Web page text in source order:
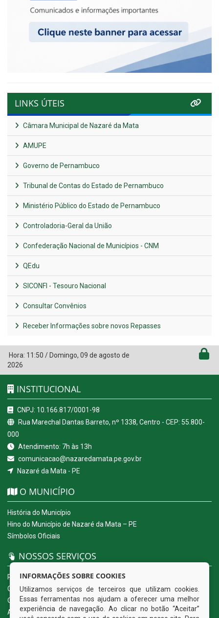
LINKS ÚTEIS
Câmara Municipal de Nazaré da Mata
AMUPE
Governo de Pernambuco
Tribunal de Contas do Estado de Pernambuco
Ministério Público do Estado de Pernambuco
Controladoria-Geral da União
Confederação Nacional de Municípios - CNM
QEdu
SICONFI - Tesouro Nacional
Consultar Convênios
Receber Informações sobre novos Repasses
Hora: 11:50 / Domingo, 09 de agosto de
2026
INSTITUCIONAL
CNPJ: 10.166.817/0001-98
Rua Marechal Dantas Barreto, nº 1338, Centro - CEP: 55.800-
000
Atendimento: 7h às 13h
comunicacao@nazaredamata.pe.gov.br
Nazaré da Mata - PE
O MUNICÍPIO
História do Município
Hino do Município de Nazaré da Mata – PE
Símbolos Oficiais
NOSSOS SERVIÇOS
Portal da Transparência
Carta de Serviços ao Usuário
Ouvidoria Eletrônica
Acesso a Informação (eSIC)
INFORMAÇÕES SOBRE COOKIES
Utilizamos serviços de terceiros que utilizam cookies.
Essas ferramentas nos ajudam a oferecer uma melhor
experiência de navegação. Ao clicar no botão “Aceitar”